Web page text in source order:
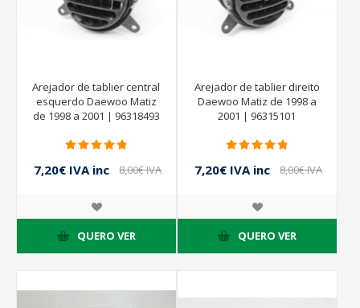
Arejador de tablier central
esquerdo Daewoo Matiz
de 1998 a 2001 | 96318493
7,20€ IVA inc
8,00€ IVA
QUERO VER
Arejador de tablier direito
Daewoo Matiz de 1998 a
2001 | 96315101
7,20€ IVA inc
8,00€ IVA
QUERO VER